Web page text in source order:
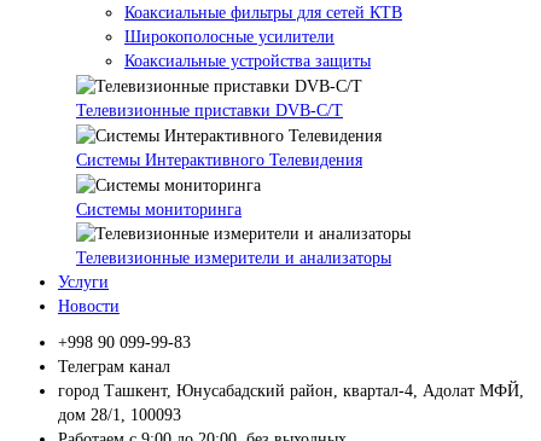
Коаксиальные фильтры для сетей КТВ
Широкополосные усилители
Коаксиальные устройства защиты
Телевизионные приставки DVB-C/T
Системы Интерактивного Телевидения
Системы мониторинга
Телевизионные измерители и анализаторы
Услуги
Новости
+998 90 099-99-83
Телеграм канал
город Ташкент, Юнусабадский район, квартал-4, Адолат МФЙ,
дом 28/1, 100093